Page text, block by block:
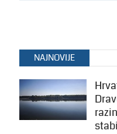
NAJNOVIJE